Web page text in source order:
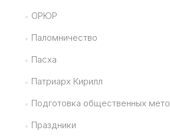
ОРЮР
Паломничество
Пасха
Патриарх Кирилл
Подготовка общественных
Праздники